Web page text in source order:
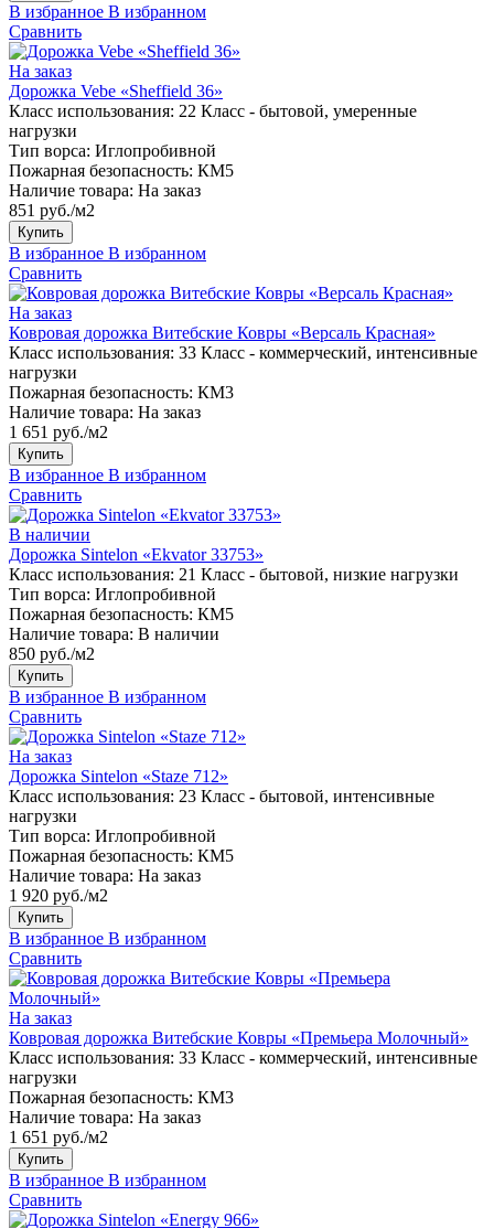
В избранное В избранном
Сравнить
На заказ
Дорожка Vebe «Sheffield 36»
Класс использования: 22 Класс - бытовой, умеренные
нагрузки
Тип ворса: Иглопробивной
Пожарная безопасность: КМ5
Наличие товара: На заказ
851 руб./м2
Купить
В избранное В избранном
Сравнить
На заказ
Ковровая дорожка Витебские Ковры «Версаль Красная»
Класс использования: 33 Класс - коммерческий, интенсивные
нагрузки
Пожарная безопасность: КМ3
Наличие товара: На заказ
1 651 руб./м2
Купить
В избранное В избранном
Сравнить
В наличии
Дорожка Sintelon «Ekvator 33753»
Класс использования: 21 Класс - бытовой, низкие нагрузки
Тип ворса: Иглопробивной
Пожарная безопасность: КМ5
Наличие товара: В наличии
850 руб./м2
Купить
В избранное В избранном
Сравнить
На заказ
Дорожка Sintelon «Staze 712»
Класс использования: 23 Класс - бытовой, интенсивные
нагрузки
Тип ворса: Иглопробивной
Пожарная безопасность: КМ5
Наличие товара: На заказ
1 920 руб./м2
Купить
В избранное В избранном
Сравнить
На заказ
Ковровая дорожка Витебские Ковры «Премьера Молочный»
Класс использования: 33 Класс - коммерческий, интенсивные
нагрузки
Пожарная безопасность: КМ3
Наличие товара: На заказ
1 651 руб./м2
Купить
В избранное В избранном
Сравнить